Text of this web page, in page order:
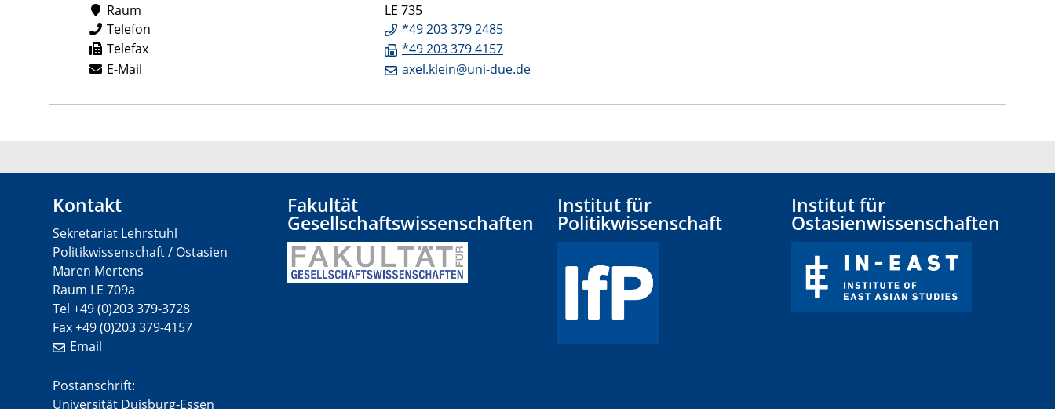
Raum
LE 735
Telefon
*49 203 379 2485
Telefax
*49 203 379 4157
E-Mail
axel.klein@uni-due.de
Kontakt
Sekretariat Lehrstuhl
Politikwissenschaft / Ostasien
Maren Mertens
Raum LE 709a
Tel +49 (0)203 379-3728
Fax +49 (0)203 379-4157
Email
Postanschrift:
Universität Duisburg-Essen
Fakultät
Gesellschaftswissenschaften
Institut für
Politikwissenschaft
Institut für
Ostasienwissenschaften